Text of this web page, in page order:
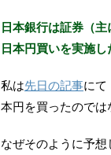
日本銀行は証券（
日本円買いを実施し
私は先日の記事にて
本円を買ったのでは
なぜそのように予